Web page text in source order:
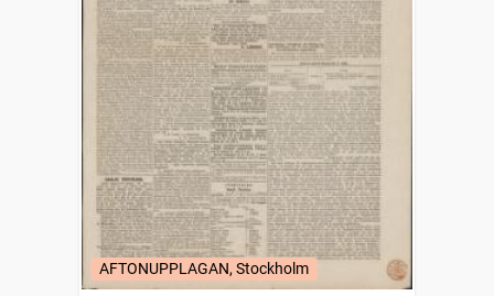
AFTONUPPLAGAN, Stockholm